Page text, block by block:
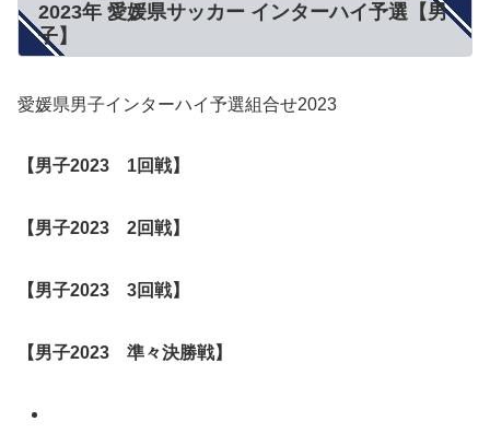
2023年 愛媛県サッカー インターハイ予選【男
子】
愛媛県男子インターハイ予選組合せ2023
【男子2023 1回戦】
【男子2023 2回戦】
【男子2023 3回戦】
【男子2023 準々決勝戦】